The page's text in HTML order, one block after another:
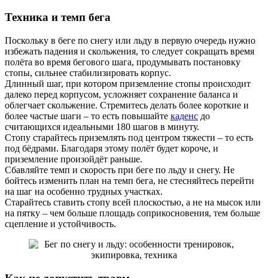
Техника и темп бега
Поскольку в беге по снегу или льду в первую очередь нужно
избежать падения и скольжения, то следует сокращать время
полёта во время бегового шага, продумывать постановку
стопы, сильнее стабилизировать корпус.
Длинный шаг, при котором приземление стопы происходит
далеко перед корпусом, усложняет сохранение баланса и
облегчает скольжение. Стремитесь делать более короткие и
более частые шаги – то есть повышайте каденс до
считающихся идеальными 180 шагов в минуту.
Стопу старайтесь приземлять под центром тяжести – то есть
под бёдрами. Благодаря этому полёт будет короче, и
приземление произойдёт раньше.
Сбавляйте темп и скорость при беге по льду и снегу. Не
бойтесь изменить план на темп бега, не стесняйтесь перейти
на шаг на особенно трудных участках.
Старайтесь ставить стопу всей плоскостью, а не на мысок или
на пятку – чем больше площадь соприкосновения, тем больше
сцепление и устойчивость.